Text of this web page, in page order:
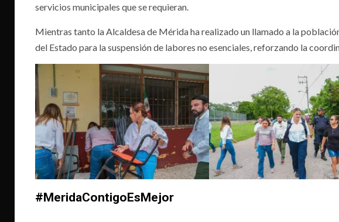
servicios municipales que se requieran.
Mientras tanto la Alcaldesa de Mérida ha realizado un llamado a la
del Estado para la suspensión de labores no esenciales, reforzando la
#MeridaContigoEsMejor